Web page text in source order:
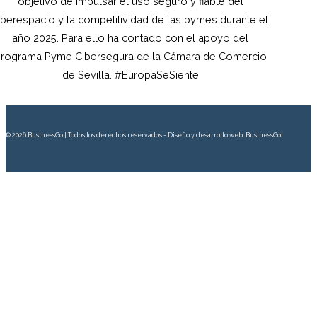
y la competitividad de las pymes durante el
año 2025. Para ello ha contado con el apoyo del
Pyme Cibersegura de la Cámara de Comercio
de Sevilla. #EuropaSeSiente
© 2026 BusinessGo | Todos los derechos reservados - Diseño y desarrollo web: BusinessGo!